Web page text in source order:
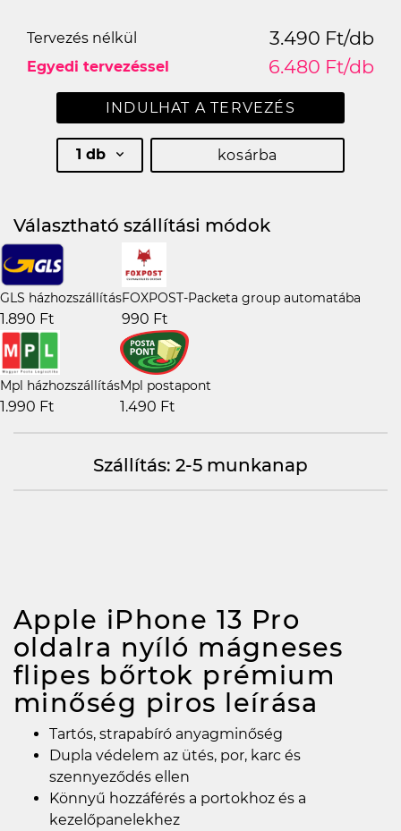
Tervezés nélkül 3.490 Ft/db
Egyedi tervezéssel 6.480 Ft/db
INDULHAT A TERVEZÉS
1 db kosárba
Választható szállítási módok
GLS házhozszállítás
1.890 Ft
FOXPOST-Packeta group automatába
990 Ft
Mpl házhozszállítás
1.990 Ft
Mpl postapont
1.490 Ft
Szállítás: 2-5 munkanap
Apple iPhone 13 Pro
oldalra nyíló mágneses
flipes bőrtok prémium
minőség piros leírása
Tartós, strapabíró anyagminőség
Dupla védelem az ütés, por, karc és
szennyeződés ellen
Könnyű hozzáférés a portokhoz és a
kezelőpanelekhez